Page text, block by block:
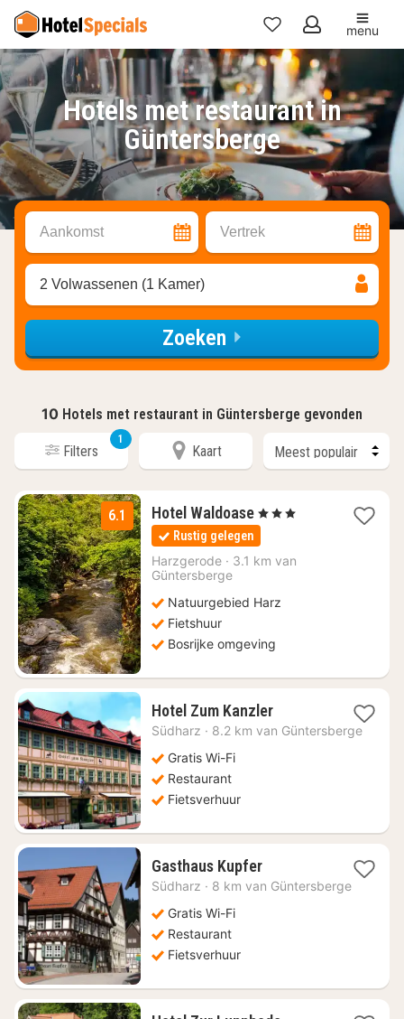
Mijn
favorieten
menu
Hotels met restaurant in
Güntersberge
Aankomst Vertrek
2 Volwassenen (1 Kamer)
Zoeken
10 Hotels met restaurant in Güntersberge gevonden
Filters
1
Kaart
6.1 Hotel Waldoase1
nacht
vanaf
€
, 3 Sterren
Rustig gelegen
Harzgerode · 3.1 km van
Güntersberge
Natuurgebied Harz
Fietshuur
Bosrijke omgeving
Hotel Zum Kanzler1
nacht
Südharz · 8.2 km van Güntersberge
Gratis Wi-Fi
Restaurant
Fietsverhuur
Gasthaus Kupfer1
nacht
Südharz · 8 km van Güntersberge
Gratis Wi-Fi
Restaurant
Fietsverhuur